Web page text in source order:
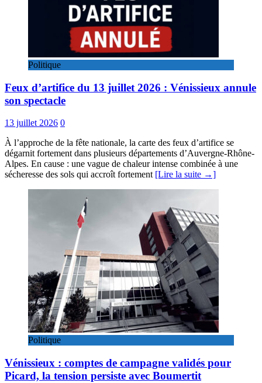
Politique
Feux d’artifice du 13 juillet 2026 : Vénissieux annule
son spectacle
13 juillet 2026 0
À l’approche de la fête nationale, la carte des feux d’artifice se
dégarnit fortement dans plusieurs départements d’Auvergne-Rhône-
Alpes. En cause : une vague de chaleur intense combinée à une
sécheresse des sols qui accroît fortement [Lire la suite →]
Politique
Vénissieux : comptes de campagne validés pour
Picard, la tension persiste avec Boumertit